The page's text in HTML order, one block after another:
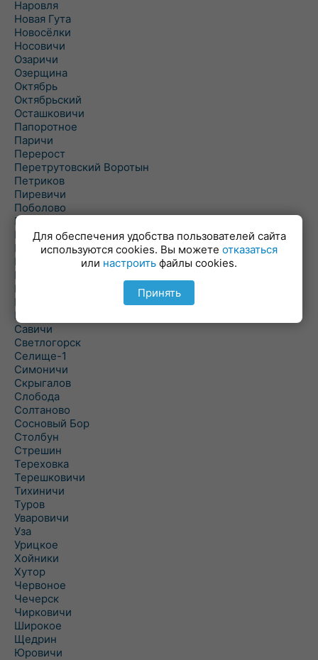
Наровля
Новая Гута
Новосёлки
Носовичи
Озаричи
Озерщина
Октябрь
Октябрьский
Осташковичи
Папоротное
Паричи
Перерост
Перетрутовский Воротын
Петриков
Пиревичи
Поболово
Поколюбичи
Полесье
Птичь
Речица
Ровенская Слобода
Рогачев
Рогинь
Рудня
Савичи
Светлогорск
Селище-1
Симоничи
Скрыгалов
Слобода
Солтаново
Сосновый Бор
Столбун
Стрешин
Тереховка
Терешковичи
Тихиничи
Туров
Уваровичи
Уза
Урицкое
Хойники
Хутор
Червоное
Чечерск
Чирковичи
Широкое
Щедрин
Юровичи
Для обеспечения удобства пользователей сайта
используются cookies. Вы можете отказаться
или настроить файлы cookies.
Принять